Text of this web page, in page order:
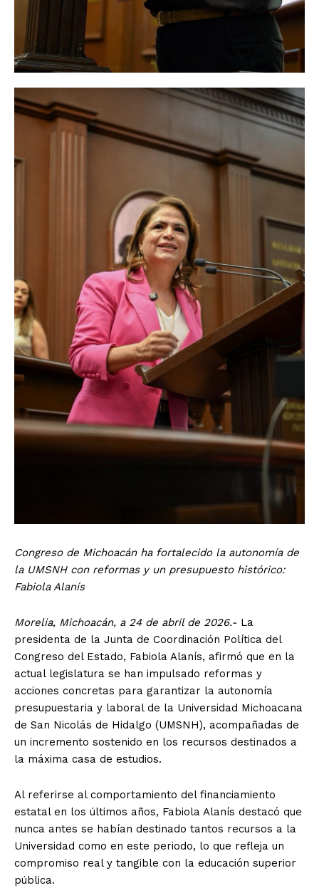
Congreso de Michoacán ha fortalecido la autonomía de
la UMSNH con reformas y un presupuesto histórico:
Fabiola Alanís
Morelia, Michoacán, a 24 de abril de 2026.- La
presidenta de la Junta de Coordinación Política del
Congreso del Estado, Fabiola Alanís, afirmó que en la
actual legislatura se han impulsado reformas y
acciones concretas para garantizar la autonomía
presupuestaria y laboral de la Universidad Michoacana
de San Nicolás de Hidalgo (UMSNH), acompañadas de
un incremento sostenido en los recursos destinados a
la máxima casa de estudios.
Al referirse al comportamiento del financiamiento
estatal en los últimos años, Fabiola Alanís destacó que
nunca antes se habían destinado tantos recursos a la
Universidad como en este periodo, lo que refleja un
compromiso real y tangible con la educación superior
pública.